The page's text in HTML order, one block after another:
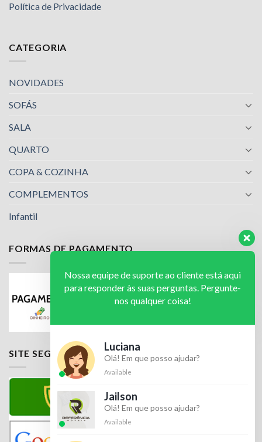
Política de Privacidade
CATEGORIA
NOVIDADES
SOFÁS
SALA
QUARTO
COPA & COZINHA
COMPLEMENTOS
Infantil
FORMAS DE PAGAMENTO
SITE SEGURO
Nossa equipe de suporte ao cliente está aqui
para responder às suas perguntas. Pergunte-
nos qualquer coisa!
Luciana
Olá! Em que posso ajudar?
Available
Jailson
Olá! Em que posso ajudar?
Available